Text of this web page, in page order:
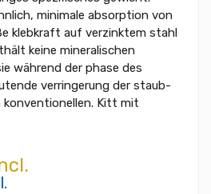
minimale absorption von
klebkraft auf verzinktem stahl
keine mineralischen
während der phase des
verringerung der staub-
Kitt mit